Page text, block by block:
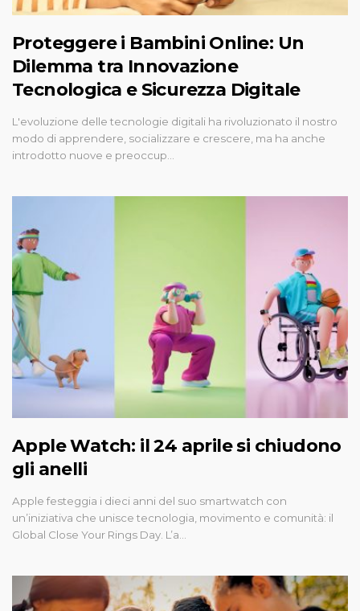
Proteggere i Bambini Online: Un
Dilemma tra Innovazione
Tecnologica e Sicurezza Digitale
L'evoluzione delle tecnologie digitali ha rivoluzionato il nostro
modo di apprendere, socializzare e crescere, ma ha anche
introdotto nuove e preoccup…
Apple Watch: il 24 aprile si chiudono
gli anelli
Apple festeggia i dieci anni del suo smartwatch con
un’iniziativa che unisce tecnologia, movimento e comunità: il
Global Close Your Rings Day. L’a…